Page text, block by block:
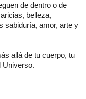
de dentro o de
belleza,
sabiduría, amor, arte y
allá de tu cuerpo, tu
Universo.